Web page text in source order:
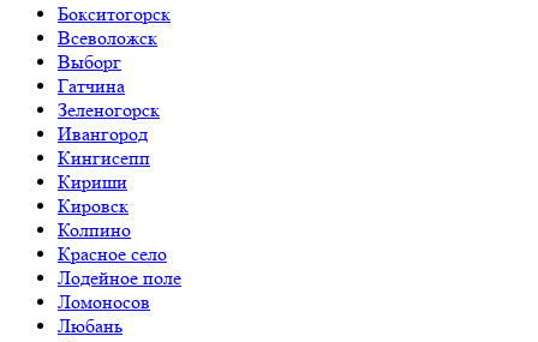
Бокситогорск
Всеволожск
Выборг
Гатчина
Зеленогорск
Ивангород
Кингисепп
Кириши
Кировск
Колпино
Красное село
Лодейное поле
Ломоносов
Любань